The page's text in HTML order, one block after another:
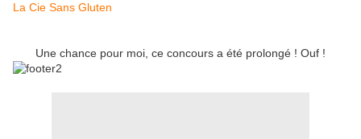
La Cie Sans Gluten
Une chance pour moi, ce concours a été prolongé ! Ouf !